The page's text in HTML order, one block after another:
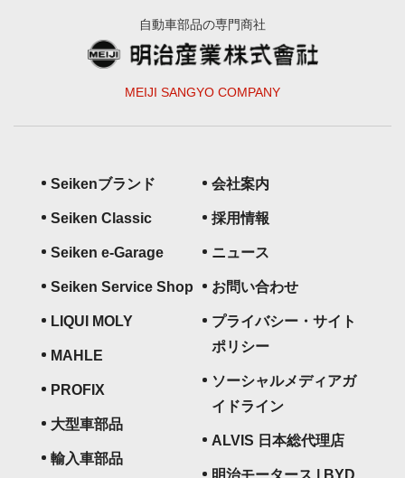
自動車部品の専門商社
MEIJI SANGYO COMPANY
Seikenブランド
Seiken Classic
Seiken e-Garage
Seiken Service Shop
LIQUI MOLY
MAHLE
PROFIX
大型車部品
輸入車部品
会社案内
採用情報
ニュース
お問い合わせ
プライバシー・サイト
ポリシー
ソーシャルメディアガ
イドライン
ALVIS 日本総代理店
明治モータース | BYD